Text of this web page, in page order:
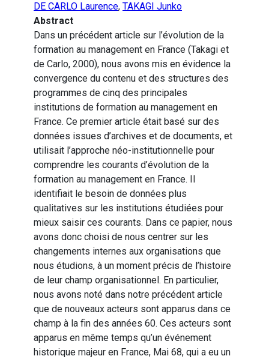
DE CARLO Laurence, TAKAGI Junko
Abstract
Dans un précédent article sur l’évolution de la
formation au management en France (Takagi et
de Carlo, 2000), nous avons mis en évidence la
convergence du contenu et des structures des
programmes de cinq des principales
institutions de formation au management en
France. Ce premier article était basé sur des
données issues d’archives et de documents, et
utilisait l’approche néo-institutionnelle pour
comprendre les courants d’évolution de la
formation au management en France. Il
identifiait le besoin de données plus
qualitatives sur les institutions étudiées pour
mieux saisir ces courants. Dans ce papier, nous
avons donc choisi de nous centrer sur les
changements internes aux organisations que
nous étudions, à un moment précis de l’histoire
de leur champ organisationnel. En particulier,
nous avons noté dans notre précédent article
que de nouveaux acteurs sont apparus dans ce
champ à la fin des années 60. Ces acteurs sont
apparus en même temps qu’un événement
historique majeur en France, Mai 68, qui a eu un